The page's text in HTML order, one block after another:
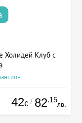
Холидей Клуб с
42€ / 82.15
лв.